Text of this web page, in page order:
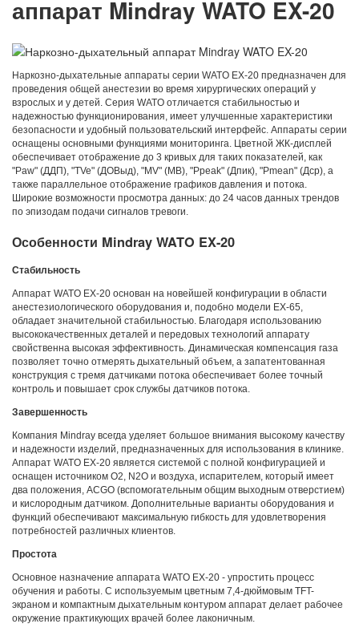
аппарат Mindray WATO EX-20
Наркозно-дыхательные аппараты серии WATO EX-20 предназначен для
проведения общей анестезии во время хирургических операций у
взрослых и у детей. Серия WATO отличается стабильностью и
надежностью функционирования, имеет улучшенные характеристики
безопасности и удобный пользовательский интерфейс. Аппараты серии
оснащены основными функциями мониторинга. Цветной ЖК-дисплей
обеспечивает отображение до 3 кривых для таких показателей, как
"Paw" (ДДП), "TVe" (ДОВыд), "MV" (МВ), "Ppeak" (Дпик), "Pmean" (Дср), а
также параллельное отображение графиков давления и потока.
Широкие возможности просмотра данных: до 24 часов данных трендов
по эпизодам подачи сигналов тревоги.
Особенности Mindray WATO EX-20
Стабильность
Аппарат WATO EX-20 основан на новейшей конфигурации в области
анестезиологического оборудования и, подобно модели EX-65,
обладает значительной стабильностью. Благодаря использованию
высококачественных деталей и передовых технологий аппарату
свойственна высокая эффективность. Динамическая компенсация газа
позволяет точно отмерять дыхательный объем, а запатентованная
конструкция с тремя датчиками потока обеспечивает более точный
контроль и повышает срок службы датчиков потока.
Завершенность
Компания Mindray всегда уделяет большое внимания высокому качеству
и надежности изделий, предназначенных для использования в клинике.
Аппарат WATO EX-20 является системой с полной конфигурацией и
оснащен источником O2, N2O и воздуха, испарителем, который имеет
два положения, ACGO (вспомогательным общим выходным отверстием)
и кислородным датчиком. Дополнительные варианты оборудования и
функций обеспечивают максимальную гибкость для удовлетворения
потребностей различных клиентов.
Простота
Основное назначение аппарата WATO EX-20 - упростить процесс
обучения и работы. С используемым цветным 7,4-дюймовым TFT-
экраном и компактным дыхательным контуром аппарат делает рабочее
окружение практикующих врачей более лаконичным.